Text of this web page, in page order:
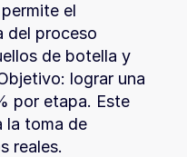
el
del proceso
de botella y
lograr una
por etapa. Este
la toma de
reales.